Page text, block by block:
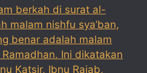
berkah di surat al-
malam nishfu sya’ban,
benar adalah malam
Ini dikatakan
Katsir, Ibnu Rajab,